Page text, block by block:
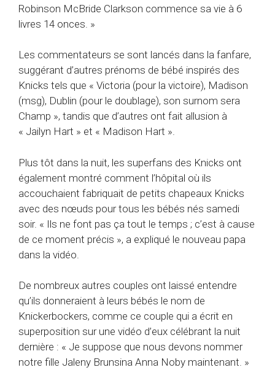
Robinson McBride Clarkson commence sa vie à 6
livres 14 onces. »
Les commentateurs se sont lancés dans la fanfare,
suggérant d’autres prénoms de bébé inspirés des
Knicks tels que « Victoria (pour la victoire), Madison
(msg), Dublin (pour le doublage), son surnom sera
Champ », tandis que d’autres ont fait allusion à
« Jailyn Hart » et « Madison Hart ».
Plus tôt dans la nuit, les superfans des Knicks ont
également montré comment l’hôpital où ils
accouchaient fabriquait de petits chapeaux Knicks
avec des nœuds pour tous les bébés nés samedi
soir. « Ils ne font pas ça tout le temps ; c’est à cause
de ce moment précis », a expliqué le nouveau papa
dans la vidéo.
De nombreux autres couples ont laissé entendre
qu’ils donneraient à leurs bébés le nom de
Knickerbockers, comme ce couple qui a écrit en
superposition sur une vidéo d’eux célébrant la nuit
dernière : « Je suppose que nous devons nommer
notre fille Jaleny Brunsina Anna Noby maintenant. »